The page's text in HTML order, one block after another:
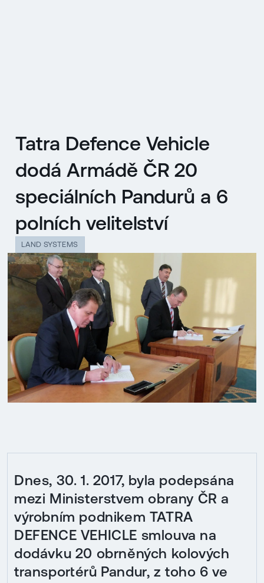
Tatra Defence Vehicle
dodá Armádě ČR 20
speciálních Pandurů a 6
polních velitelství
LAND SYSTEMS
Dnes, 30. 1. 2017, byla podepsána
mezi Ministerstvem obrany ČR a
výrobním podnikem TATRA
DEFENCE VEHICLE smlouva na
dodávku 20 obrněných kolových
transportérů Pandur, z toho 6 ve